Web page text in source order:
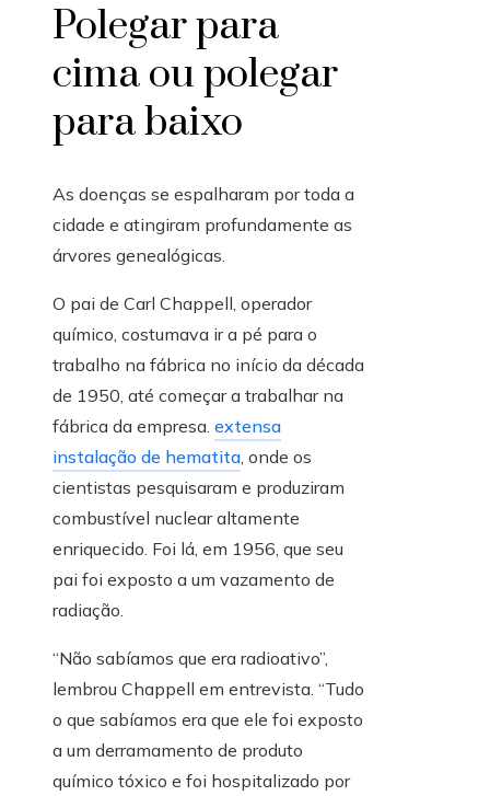
Polegar para
cima ou polegar
para baixo
As doenças se espalharam por toda a
cidade e atingiram profundamente as
árvores genealógicas.
O pai de Carl Chappell, operador
químico, costumava ir a pé para o
trabalho na fábrica no início da década
de 1950, até começar a trabalhar na
fábrica da empresa. extensa
instalação de hematita , onde os
cientistas pesquisaram e produziram
combustível nuclear altamente
enriquecido. Foi lá, em 1956, que seu
pai foi exposto a um vazamento de
radiação.
“Não sabíamos que era radioativo”,
lembrou Chappell em entrevista. “Tudo
o que sabíamos era que ele foi exposto
a um derramamento de produto
químico tóxico e foi hospitalizado por